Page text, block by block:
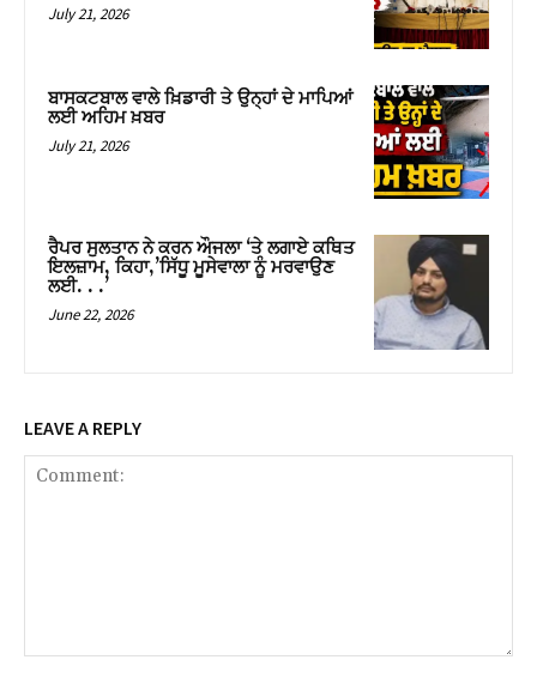
July 21, 2026
ਬਾਸਕਟਬਾਲ ਵਾਲੇ ਖ਼ਿਡਾਰੀ ਤੇ ਉਨ੍ਹਾਂ ਦੇ ਮਾਪਿਆਂ
ਲਈ ਅਹਿਮ ਖ਼ਬਰ
July 21, 2026
ਰੈਪਰ ਸੁਲਤਾਨ ਨੇ ਕਰਨ ਔਜਲਾ ‘ਤੇ ਲਗਾਏ ਕਥਿਤ
ਇਲਜ਼ਾਮ, ਕਿਹਾ,’ਸਿੱਧੂ ਮੂਸੇਵਾਲਾ ਨੂੰ ਮਰਵਾਉਣ
ਲਈ. . .’
June 22, 2026
LEAVE A REPLY